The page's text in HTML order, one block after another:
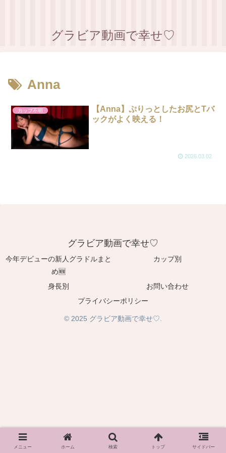
グラビア動画で幸せ♡
Anna
カップ不明
【Anna】ぷりっとしたお尻とTバ
ックがよく映える！
2026.03.02
グラビア動画で幸せ♡
今年デビューの新人グラドルまと
め🆕
カップ別
身長別
お問い合わせ
プライバシーポリシー
© 2025 グラビア動画で幸せ♡.
メニュー ホーム 検索 トップ サイドバー